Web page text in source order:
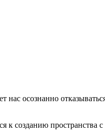
осознанно
созданию